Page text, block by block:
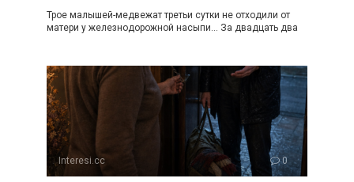
Трое малышей-медвежат третьи сутки не отходили от
матери у железнодорожной насыпи… За двадцать два
Interesi.cc 0